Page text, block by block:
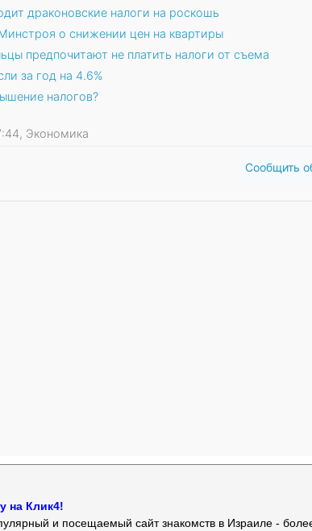
драконовские налоги на роскошь
о снижении цен на квартиры
предпочитают не платить налоги от съема
за год на 4.6%
налогов?
Экономика
Сообщить
на Клик4!
и посещаемый сайт знакомств в Израиле -